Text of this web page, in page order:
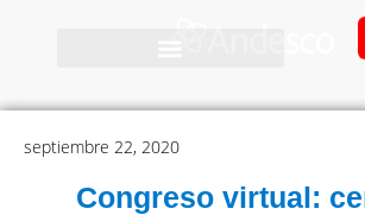
septiembre 22, 2020
Congreso virtual: